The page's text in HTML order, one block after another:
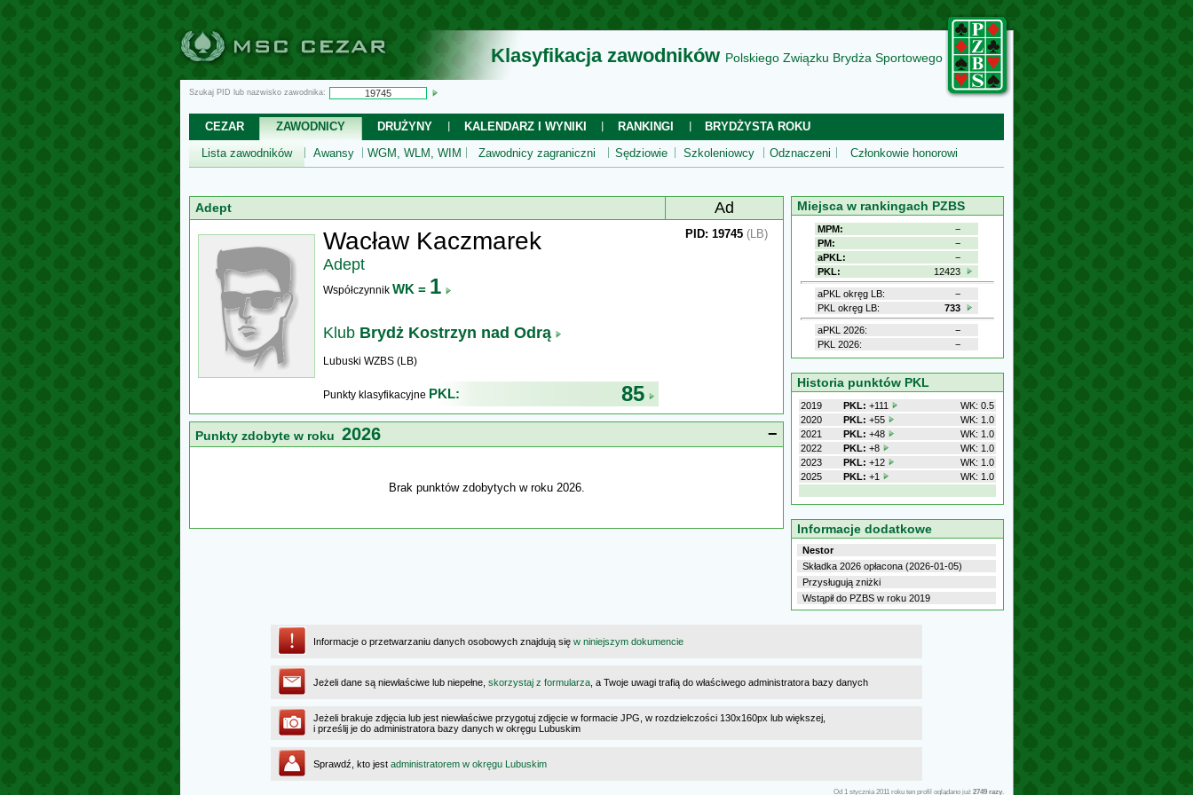
Klasyfikacja zawodników Polskiego Związku Brydża Sportowego
Szukaj PID lub nazwisko zawodnika:
CEZAR ZAWODNICY DRUŻYNY KALENDARZ I WYNIKI RANKINGI
BRYDŻYSTA ROKU
Lista zawodników
Awansy WGM, WLM, WIM Zawodnicy zagraniczni Sędziowie Szkoleniowcy Odznaczeni Członkowie honorowi
Adept Ad
Wacław Kaczmarek
Adept
Współczynnik WK = 1
Klub Brydż Kostrzyn nad Odrą
Lubuski WZBS (LB)
Punkty klasyfikacyjne PKL: 85
PID: 19745 (LB)
Punkty zdobyte w roku 2026 −
Brak punktów zdobytych w roku 2026.
Miejsca w rankingach PZBS
MPM:
−
PM:
−
aPKL:
−
PKL:
12423
aPKL okręg LB:
−
PKL okręg LB:
733
aPKL 2026:
−
PKL 2026:
−
Historia punktów PKL
2019 PKL: +111
WK: 0.5
2020
PKL: +55
WK: 1.0
2021
PKL: +48
WK: 1.0
2022
PKL: +8
WK: 1.0
2023
PKL: +12
WK: 1.0
2025
PKL: +1 WK: 1.0
Informacje dodatkowe
Nestor
Składka 2026 opłacona (2026-01-05)
Przysługują zniżki
Wstąpił do PZBS w roku 2019
Informacje o przetwarzaniu danych osobowych znajdują się w niniejszym dokumencie
Jeżeli dane są niewłaściwe lub niepełne, skorzystaj z formularza , a Twoje uwagi trafią do właściwego administratora bazy danych
Jeżeli brakuje zdjęcia lub jest niewłaściwe przygotuj zdjęcie w formacie JPG, w rozdzielczości 130x160px lub większej,
i prześlij je do administratora bazy danych w okręgu Lubuskim
Sprawdź, kto jest administratorem w okręgu Lubuskim
Od 1 stycznia 2011 roku ten profil oglądano już 2749 razy.